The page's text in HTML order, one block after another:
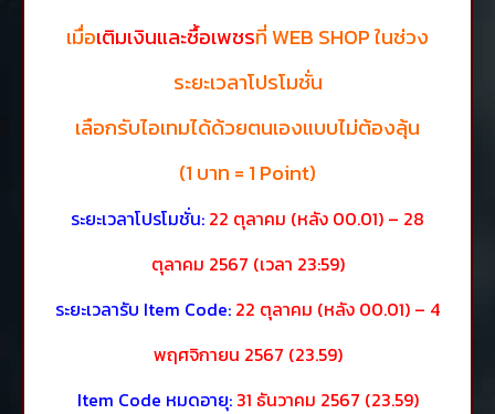
เมื่อเติมเงินและซื้อเพชรที่ WEB SHOP ในช่วง
ระยะเวลาโปรโมชั่น
เลือกรับไอเทมได้ด้วยตนเองแบบไม่ต้องลุ้น
(1 บาท = 1 Point)
ระยะเวลาโปรโมชั่น: 22 ตุลาคม (หลัง 00.01) – 28
ตุลาคม 2567 (เวลา 23:59)
ระยะเวลารับ Item Code: 22 ตุลาคม (หลัง 00.01) – 4
พฤศจิกายน 2567 (23.59)
Item Code หมดอายุ:31 ธันวาคม 2567 (23.59)